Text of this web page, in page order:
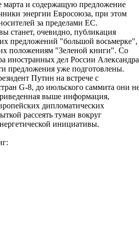
марта и содержащую предложение
энергии Евросоюза, при этом
за пределами ЕС.
очевидно, публикация
предложений "большой восьмерке",
положениям "Зеленой книги". Со
иностранных дел России Александра
предложения уже подготовлены.
Путин на встрече с
G-8, до июльского саммита они
выше информация,
дипломатических
рассеять туман вокруг
инициативы.